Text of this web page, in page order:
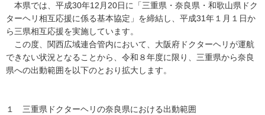
本県では、平成30年12月20日に「三重県・奈良県・和歌山県ドク
ターヘリ相互応援に係る基本協定」を締結し、平成31年１月１日か
ら三県相互応援を実施しています。
この度、関西広域連合管内において、大阪府ドクターヘリが運航
できない状況となることから、令和８年度に限り、三重県から奈良
県への出動範囲を以下のとおり拡大します。
１ 三重県ドクターヘリの奈良県における出動範囲